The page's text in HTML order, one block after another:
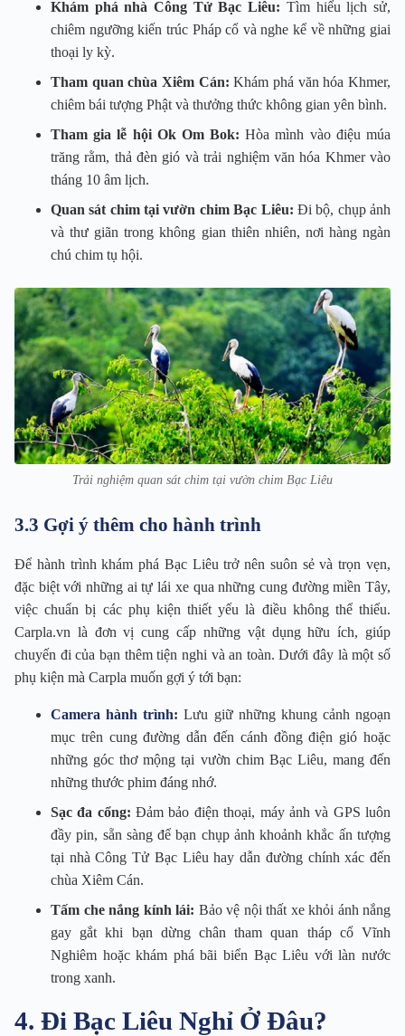
Khám phá nhà Công Tử Bạc Liêu: Tìm hiểu lịch sử,
chiêm ngưỡng kiến trúc Pháp cổ và nghe kể về những giai
thoại ly kỳ.
Tham quan chùa Xiêm Cán: Khám phá văn hóa Khmer,
chiêm bái tượng Phật và thưởng thức không gian yên bình.
Tham gia lễ hội Ok Om Bok: Hòa mình vào điệu múa
trăng rằm, thả đèn gió và trải nghiệm văn hóa Khmer vào
tháng 10 âm lịch.
Quan sát chim tại vườn chim Bạc Liêu: Đi bộ, chụp ảnh
và thư giãn trong không gian thiên nhiên, nơi hàng ngàn
chú chim tụ hội.
Trải nghiệm quan sát chim tại vườn chim Bạc Liêu
3.3 Gợi ý thêm cho hành trình
Để hành trình khám phá Bạc Liêu trở nên suôn sẻ và trọn vẹn,
đặc biệt với những ai tự lái xe qua những cung đường miền Tây,
việc chuẩn bị các phụ kiện thiết yếu là điều không thể thiếu.
Carpla.vn là đơn vị cung cấp những vật dụng hữu ích, giúp
chuyến đi của bạn thêm tiện nghi và an toàn. Dưới đây là một số
phụ kiện mà Carpla muốn gợi ý tới bạn:
Camera hành trình: Lưu giữ những khung cảnh ngoạn
mục trên cung đường dẫn đến cánh đồng điện gió hoặc
những góc thơ mộng tại vườn chim Bạc Liêu, mang đến
những thước phim đáng nhớ.
Sạc đa cổng: Đảm bảo điện thoại, máy ảnh và GPS luôn
đầy pin, sẵn sàng để bạn chụp ảnh khoảnh khắc ấn tượng
tại nhà Công Tử Bạc Liêu hay dẫn đường chính xác đến
chùa Xiêm Cán.
Tấm che nắng kính lái: Bảo vệ nội thất xe khỏi ánh nắng
gay gắt khi bạn dừng chân tham quan tháp cổ Vĩnh
Nghiêm hoặc khám phá bãi biển Bạc Liêu với làn nước
trong xanh.
4. Đi Bạc Liêu Nghỉ Ở Đâu?